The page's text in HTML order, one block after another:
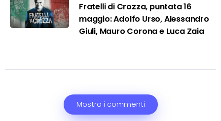
Fratelli di Crozza, puntata 16
maggio: Adolfo Urso, Alessandro
Giuli, Mauro Corona e Luca Zaia
Mostra i commenti